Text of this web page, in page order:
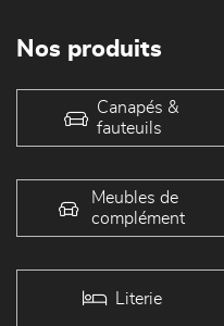
Nos produits
Canapés &
fauteuils
Meubles de
complément
Literie